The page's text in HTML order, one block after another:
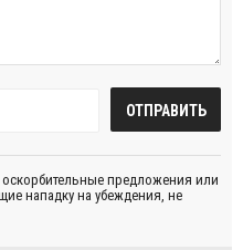
предложения или
нападку на убеждения, не